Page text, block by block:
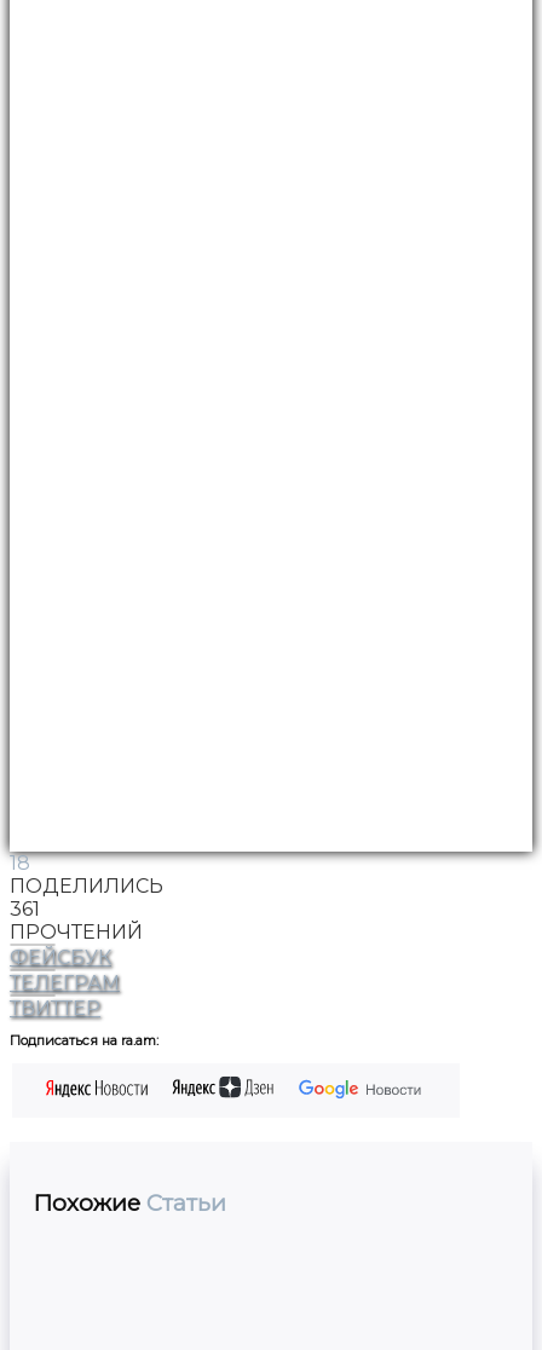
18
ПОДЕЛИЛИСЬ
361
ПРОЧТЕНИЙ
ФЕЙСБУК
ТЕЛЕГРАМ
ТВИТТЕР
Подписаться на ra.am:
Похожие Статьи